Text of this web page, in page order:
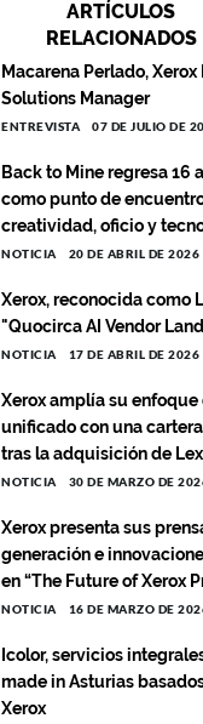
ARTÍCULOS
RELACIONADOS
Macarena Perlado,
Solutions Manager
ENTREVISTA 07 DE JULIO DE
Back to Mine regresa 16
como punto de
creatividad, oficio y
NOTICIA 20 DE ABRIL DE 2026
Xerox, reconocida como
"Quocirca AI Vendor
NOTICIA 17 DE ABRIL DE 2026
Xerox amplía su
unificado con una
tras la adquisición de
NOTICIA 30 DE MARZO DE
Xerox presenta sus
generación e
en “The Future of Xerox
NOTICIA 16 DE MARZO DE
Icolor, servicios
made in Asturias
Xerox